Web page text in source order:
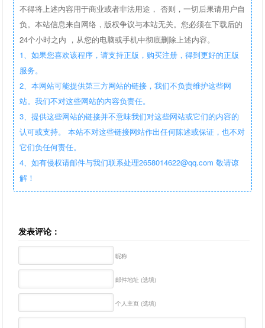
不得将上述内容用于商业或者非法用途， 否则，一切后果请用户自
负。本站信息来自网络，版权争议与本站无关。您必须在下载后的
24个小时之内 ，从您的电脑或手机中彻底删除上述内容。
1、如果您喜欢该程序，请支持正版，购买注册，得到更好的正版
服务。
2、本网站可能提供第三方网站的链接，我们不负责维护这些网
站。我们不对这些网站的内容负责任。
3、提供这些网站的链接并不意味我们对这些网站或它们的内容的
认可或支持。 本站不对这些链接网站作出任何陈述或保证，也不对
它们负任何责任。
4、如有侵权请邮件与我们联系处理2658014622@qq.com 敬请谅
解！
发表评论：
昵称
邮件地址 (选填)
个人主页 (选填)